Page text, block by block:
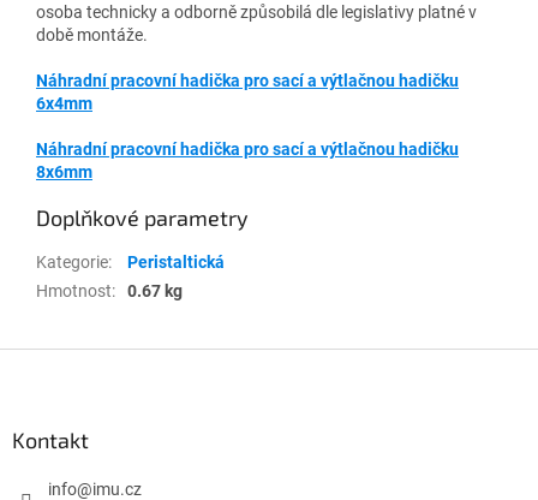
osoba technicky a odborně způsobilá dle legislativy platné v
době montáže.
Náhradní pracovní hadička pro sací a výtlačnou hadičku
6x4mm
Náhradní pracovní hadička pro sací a výtlačnou hadičku
8x6mm
Doplňkové parametry
Kategorie:
Peristaltická
Hmotnost: 0.67 kg
Kontakt
info@imu.cz